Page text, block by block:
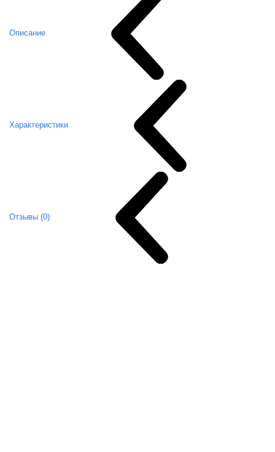
Описание
Характеристики
Отзывы (0)